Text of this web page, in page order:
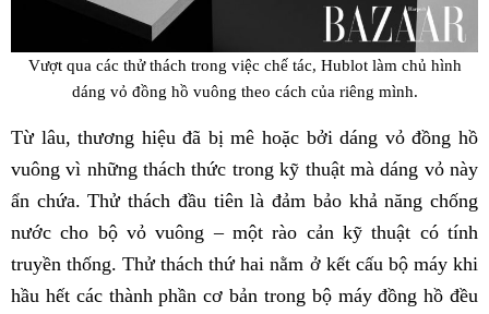
Vượt qua các thử thách trong việc chế tác, Hublot làm chủ hình
dáng vỏ đồng hồ vuông theo cách của riêng mình.
Từ lâu, thương hiệu đã bị mê hoặc bởi dáng vỏ đồng hồ
vuông vì những thách thức trong kỹ thuật mà dáng vỏ này
ẩn chứa. Thử thách đầu tiên là đảm bảo khả năng chống
nước cho bộ vỏ vuông – một rào cản kỹ thuật có tính
truyền thống. Thử thách thứ hai nằm ở kết cấu bộ máy khi
hầu hết các thành phần cơ bản trong bộ máy đồng hồ đều